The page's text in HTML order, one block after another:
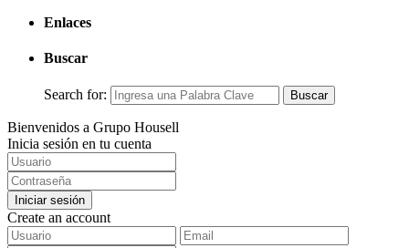
Enlaces
Buscar
Search for: Buscar
Bienvenidos a Grupo Housell
Inicia sesión en tu cuenta
Iniciar sesión
Create an account